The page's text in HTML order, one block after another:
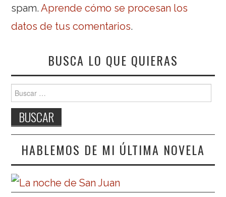
spam.Aprende cómo se procesan los
datos de tus comentarios.
BUSCA LO QUE QUIERAS
Buscar:
HABLEMOS DE MI ÚLTIMA NOVELA